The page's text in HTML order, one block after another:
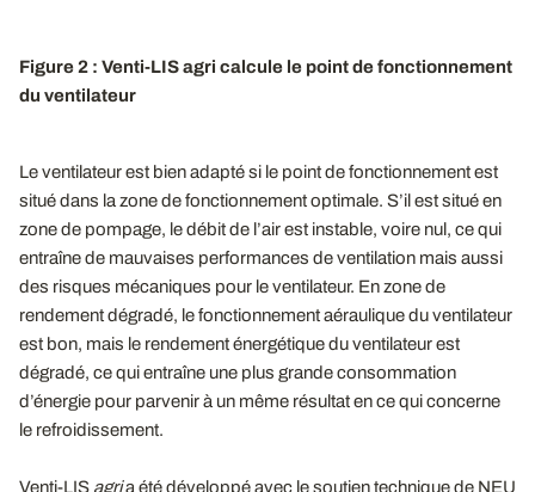
Figure 2 : Venti-LIS agri calcule le point de fonctionnement
du ventilateur
Le ventilateur est bien adapté si le point de fonctionnement est
situé dans la zone de fonctionnement optimale. S’il est situé en
zone de pompage, le débit de l’air est instable, voire nul, ce qui
entraîne de mauvaises performances de ventilation mais aussi
des risques mécaniques pour le ventilateur. En zone de
rendement dégradé, le fonctionnement aéraulique du ventilateur
est bon, mais le rendement énergétique du ventilateur est
dégradé, ce qui entraîne une plus grande consommation
d’énergie pour parvenir à un même résultat en ce qui concerne
le refroidissement.
Venti-LIS agria été développé avec le soutien technique de NEU